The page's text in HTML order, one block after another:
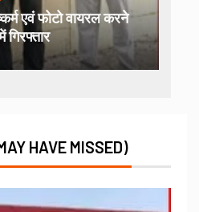
एवं फोटो वायरल करने
गिरफ्तार
HAVE MISSED)